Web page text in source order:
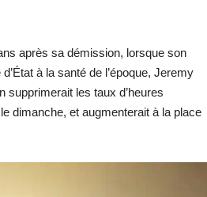
après sa démission, lorsque son
à la santé de l’époque, Jeremy
supprimerait les taux d’heures
dimanche, et augmenterait à la place